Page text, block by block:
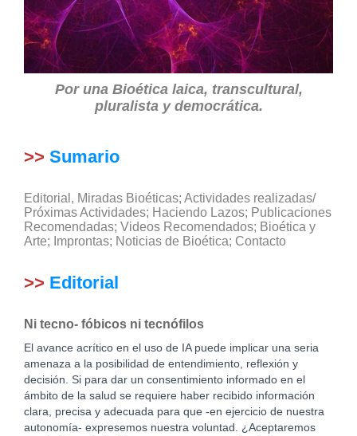
Por una Bioética laica, transcultural,
pluralista y democrática.
>> Sumario
Editorial, Miradas Bioéticas; Actividades realizadas/
Próximas Actividades; Haciendo Lazos; Publicaciones
Recomendadas; Videos Recomendados; Bioética y
Arte; Improntas; Noticias de Bioética; Contacto
>> Editorial
Ni tecno- fóbicos ni tecnófilos
El avance acrítico en el uso de IA puede implicar una seria
amenaza a la posibilidad de entendimiento, reflexión y
decisión. Si para dar un consentimiento informado en el
ámbito de la salud se requiere haber recibido información
clara, precisa y adecuada para que -en ejercicio de nuestra
autonomía- expresemos nuestra voluntad. ¿Aceptaremos